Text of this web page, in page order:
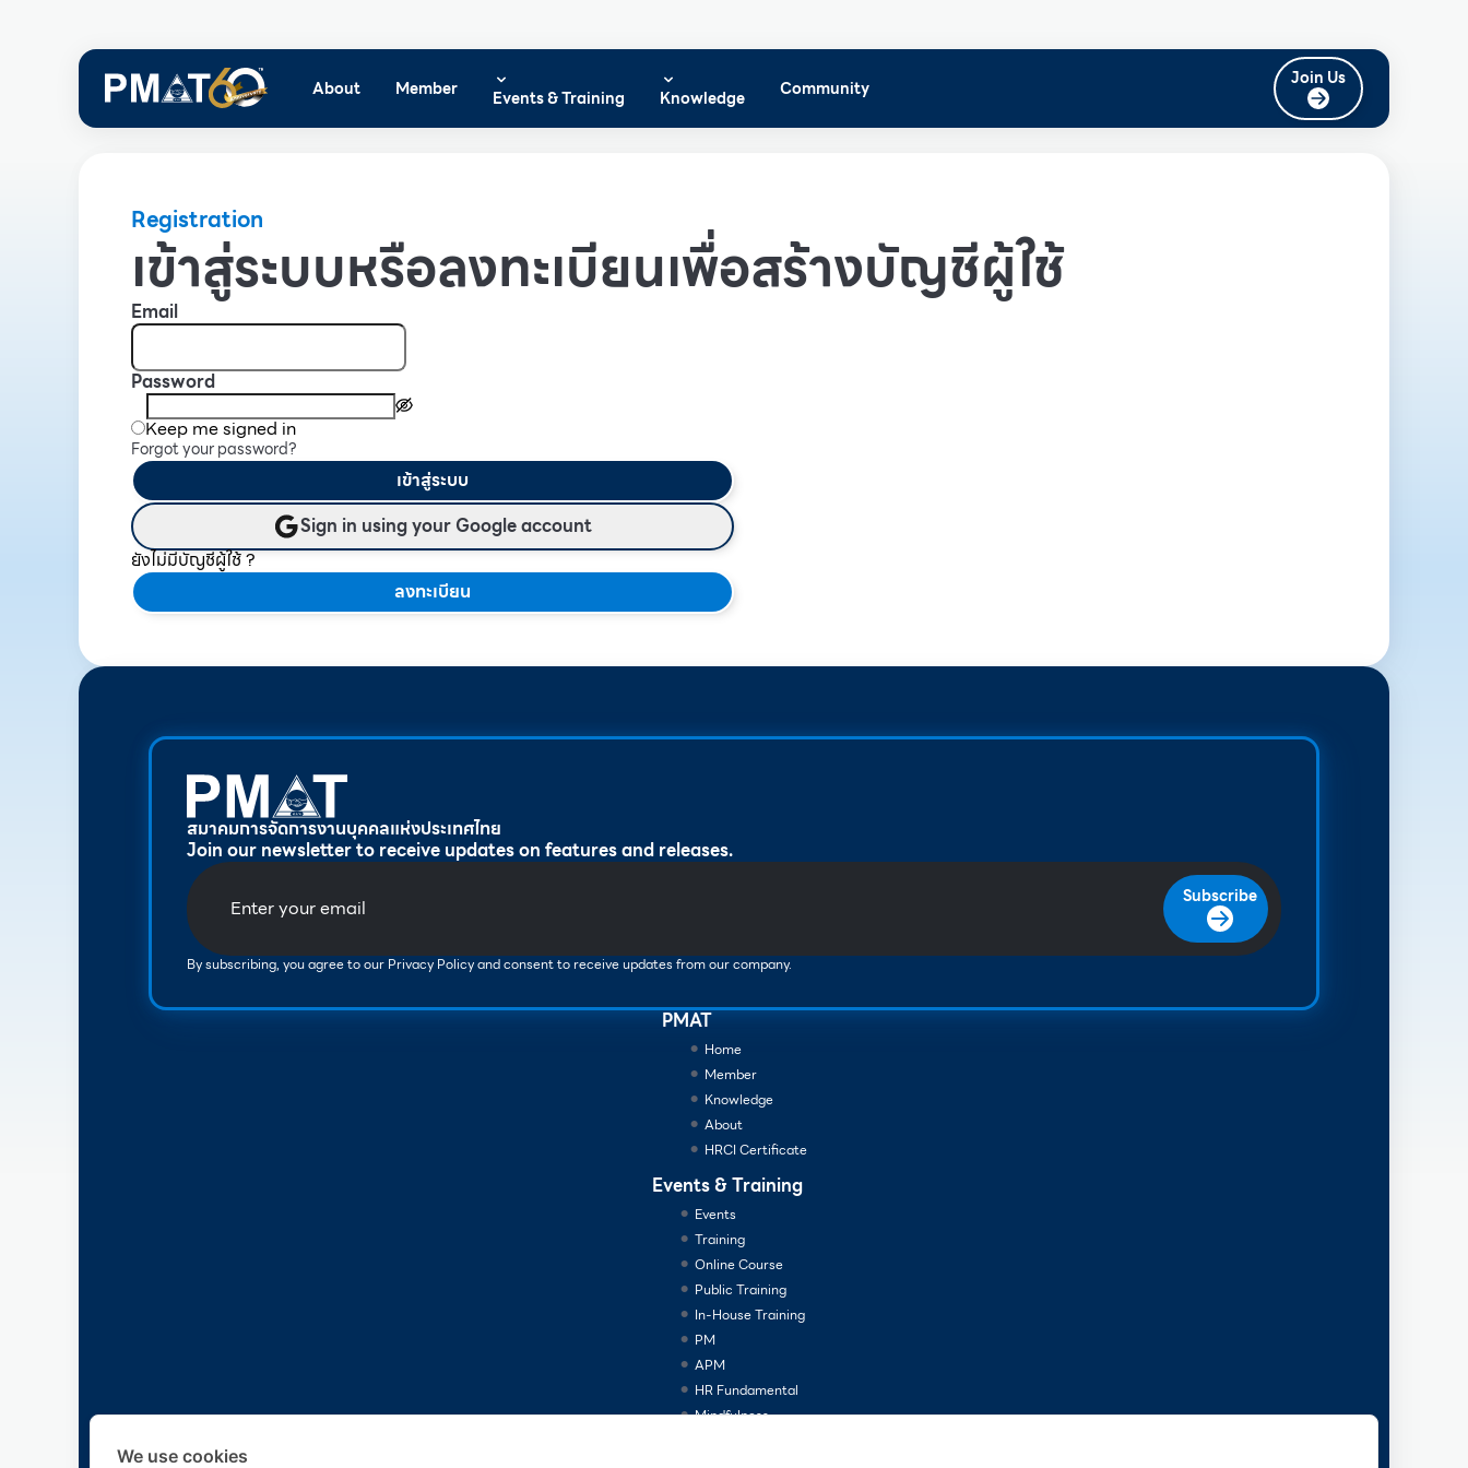
About Member Events & Training Knowledge Community Join Us
Registration
เข้าสู่ระบบหรือลงทะเบียนเพื่อสร้างบัญชีผู้ใช้
Email
Password
Keep me signed in
Forgot your password?
เข้าสู่ระบบ
Sign in using your Google account
ยังไม่มีบัญชีผู้ใช้ ?
ลงทะเบียน
สมาคมการจัดการงานบุคคลแห่งประเทศไทย
Join our newsletter to receive updates on features and releases.
Subscribe
By subscribing, you agree to our Privacy Policy and consent to receive updates from our company.
PMAT
Home
Member
Knowledge
About
HRCI Certificate
Events & Training
Events
Training
Online Course
Public Training
In-House Training
PM
APM
HR Fundamental
Mindfulness
We use cookies